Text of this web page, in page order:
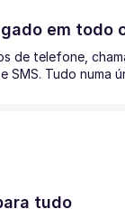
em todo
de telefone,
SMS. Tudo numa
tudo